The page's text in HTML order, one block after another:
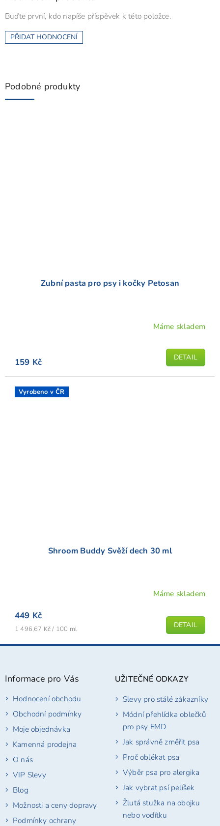
Buďte první, kdo napíše příspěvek k této položce.
PŘIDAT HODNOCENÍ
Podobné produkty
Zubní pasta pro psy i kočky Petosan
je
z
5
Máme skladem
159 Kč DETAIL
Vyrobeno v ČR
Shroom Buddy Svěží dech 30 ml
Máme skladem
449 Kč
Měrná
1 496,67 Kč / 100 ml DETAIL
Z
Informace pro Vás
Hodnocení obchodu
Obchodní podmínky
Moje objednávka
Kamenná prodejna
O nás
VIP Slevy
Blog
Možnosti a ceny dopravy
Podmínky ochrany
UŽITEČNÉ ODKAZY
Slevy pro stálé zákazníky
Módní přehlídka oblečků
pro psy FMD
Jak správně změřit psa
Proč oblékat psa
Výběr psa pro alergika
Jak vybrat psí pelíšek
Žlutá stužka na obojku
nebo vodítku